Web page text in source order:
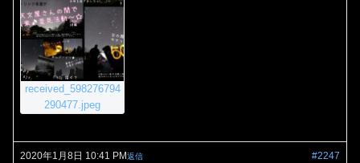
received_598276794
290477.jpeg
2020年1月8日 10:41 PM #2247
返信